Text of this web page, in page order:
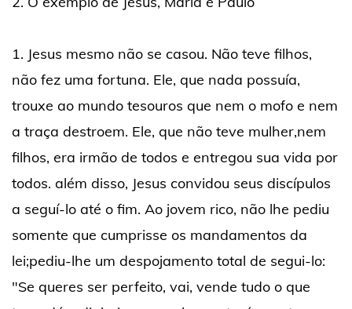
1. Jesus mesmo não se casou. Não teve filhos,
não fez uma fortuna. Ele, que nada possuía,
trouxe ao mundo tesouros que nem o mofo e nem
a traça destroem. Ele, que não teve mulher,nem
filhos, era irmão de todos e entregou sua vida por
todos. além disso, Jesus convidou seus discípulos
a seguí-lo até o fim. Ao jovem rico, não lhe pediu
somente que cumprisse os mandamentos da
lei;pediu-lhe um despojamento total de segui-lo:
"Se queres ser perfeito, vai, vende tudo o que